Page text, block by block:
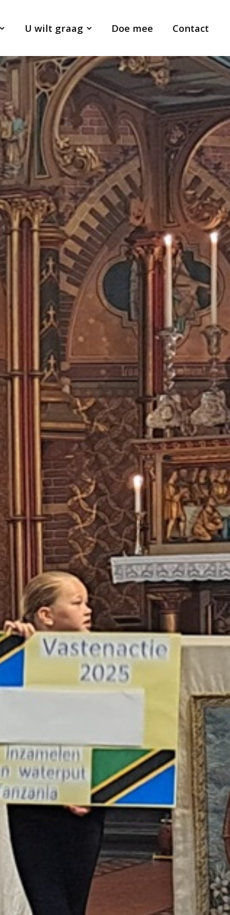
U wilt graag Doe mee Contact